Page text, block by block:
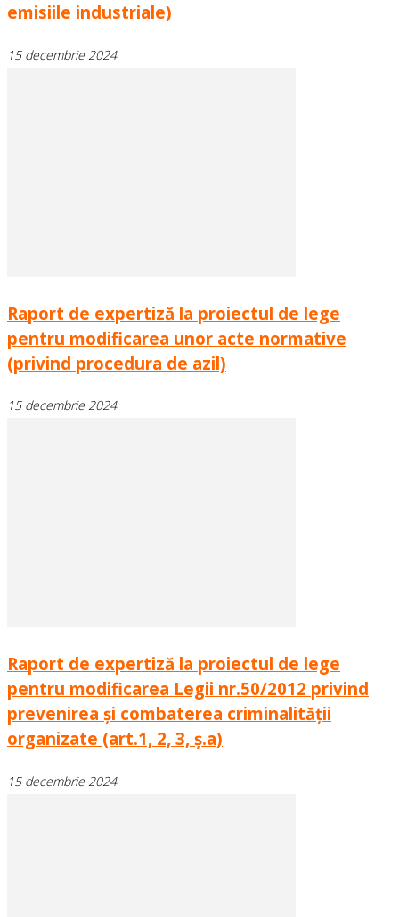
emisiile industriale)
15 decembrie 2024
Raport de expertiză la proiectul de lege
pentru modificarea unor acte normative
(privind procedura de azil)
15 decembrie 2024
Raport de expertiză la proiectul de lege
pentru modificarea Legii nr.50/2012 privind
prevenirea și combaterea criminalității
organizate (art.1, 2, 3, ș.a)
15 decembrie 2024